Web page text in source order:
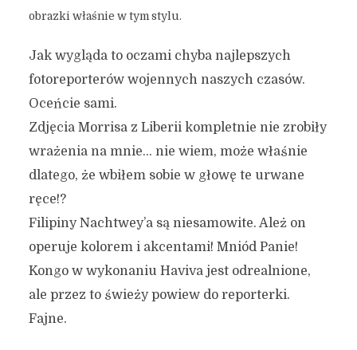
obrazki właśnie w tym stylu.
Jak wygląda to oczami chyba najlepszych
fotoreporterów wojennych naszych czasów.
Oceńcie sami.
Zdjęcia Morrisa z Liberii kompletnie nie zrobiły
wrażenia na mnie… nie wiem, może właśnie
dlatego, że wbiłem sobie w głowę te urwane
ręce!?
Filipiny Nachtwey’a są niesamowite. Ależ on
operuje kolorem i akcentami! Mniód Panie!
Kongo w wykonaniu Haviva jest odrealnione,
ale przez to świeży powiew do reporterki.
Fajne.